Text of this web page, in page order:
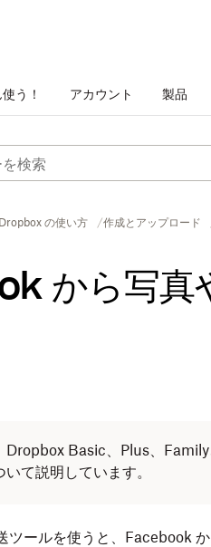
う！ アカウント 製品
の使い方 作成とアップロード
から写真
Dropbox Basic、Plus、
て説明しています。
ツールを使うと、Facebook